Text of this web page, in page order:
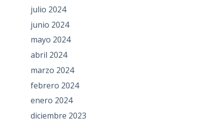
julio 2024
junio 2024
mayo 2024
abril 2024
marzo 2024
febrero 2024
enero 2024
diciembre 2023